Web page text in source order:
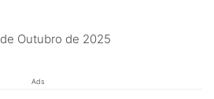
Outubro de 2025
Ads